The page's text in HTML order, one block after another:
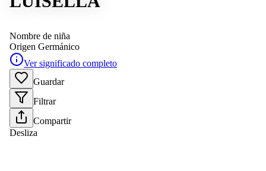
Nombre de niña
Origen Germánico
Ver significado completo
Guardar
Filtrar
Compartir
Desliza